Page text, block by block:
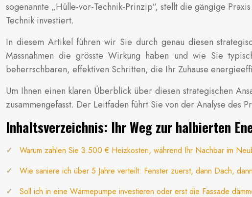
sogenannte „Hülle-vor-Technik-Prinzip“, stellt die gängige
Technik investiert.
In diesem Artikel führen wir Sie durch genau diesen
Massnahmen die grösste Wirkung haben und wie Sie
beherrschbaren, effektiven Schritten, die Ihr Zuhause
Um Ihnen einen klaren Überblick über diesen strategischen
zusammengefasst. Der Leitfaden führt Sie von der Analyse des
Inhaltsverzeichnis: Ihr Weg zur halbierten
Warum zahlen Sie 3.500 € Heizkosten, während Ihr Nachbar im
Wie saniere ich über 5 Jahre verteilt: Fenster zuerst, dann Dach,
Soll ich in eine Wärmepumpe investieren oder erst die Fassade